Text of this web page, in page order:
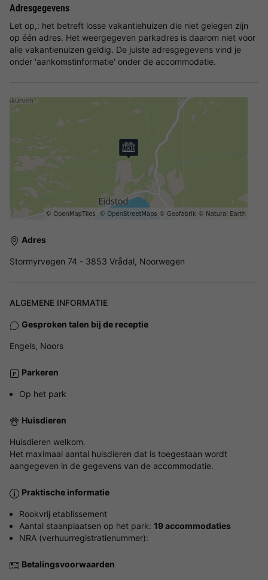
Adresgegevens
Let op,: het betreft losse vakantiehuizen die niet gelegen zijn
op één adres. Het weergegeven parkadres is daarom niet voor
alle vakantienuizen geldig. De juiste adresgegevens vind je
onder 'aankomstinformatie' onder de accommodatie.
Adres
Stormyrvegen 74 - 3853 Vrådal, Noorwegen
ALGEMENE INFORMATIE
Gesproken talen bij de receptie
Engels, Noors
Parkeren
Op het park
Huisdieren
Huisdieren welkom.
Het maximaal aantal huisdieren dat is toegestaan wordt
aangegeven in de gegevens van de accommodatie.
Praktische informatie
Rookvrij etablissement
Aantal staanplaatsen op het park: 19 accommodaties
NRA (verhuurregistratienummer):
Betalingsvoorwaarden